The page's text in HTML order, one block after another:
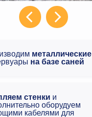
металлические
на базе саней
стенки и
оборудуем
кабелями для